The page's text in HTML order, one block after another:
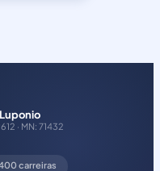
· MN: 71432
carreiras